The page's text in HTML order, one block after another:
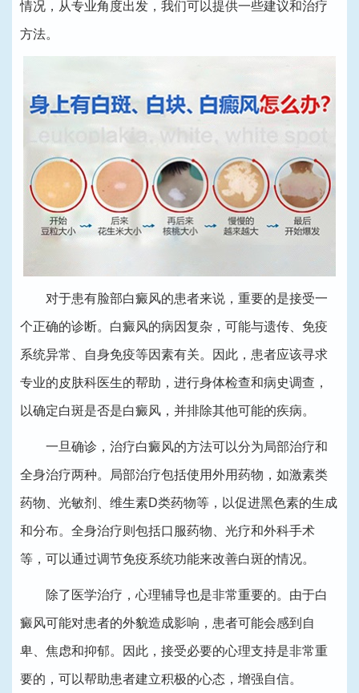
情况，从专业角度出发，我们可以提供一些建议和治疗
方法。
对于患有脸部白癜风的患者来说，重要的是接受一
个正确的诊断。白癜风的病因复杂，可能与遗传、免疫
系统异常、自身免疫等因素有关。因此，患者应该寻求
专业的皮肤科医生的帮助，进行身体检查和病史调查，
以确定白斑是否是白癜风，并排除其他可能的疾病。
一旦确诊，治疗白癜风的方法可以分为局部治疗和
全身治疗两种。局部治疗包括使用外用药物，如激素类
药物、光敏剂、维生素D类药物等，以促进黑色素的生成
和分布。全身治疗则包括口服药物、光疗和外科手术
等，可以通过调节免疫系统功能来改善白斑的情况。
除了医学治疗，心理辅导也是非常重要的。由于白
癜风可能对患者的外貌造成影响，患者可能会感到自
卑、焦虑和抑郁。因此，接受必要的心理支持是非常重
要的，可以帮助患者建立积极的心态，增强自信。